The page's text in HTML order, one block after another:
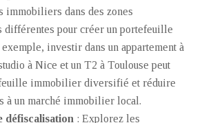
immobiliers dans des zones
différentes pour créer un portefeuille
investir dans un appartement à
à Nice et un T2 à Toulouse peut
immobilier diversifié et réduire
à un marché immobilier local.
défiscalisation : Explorez les